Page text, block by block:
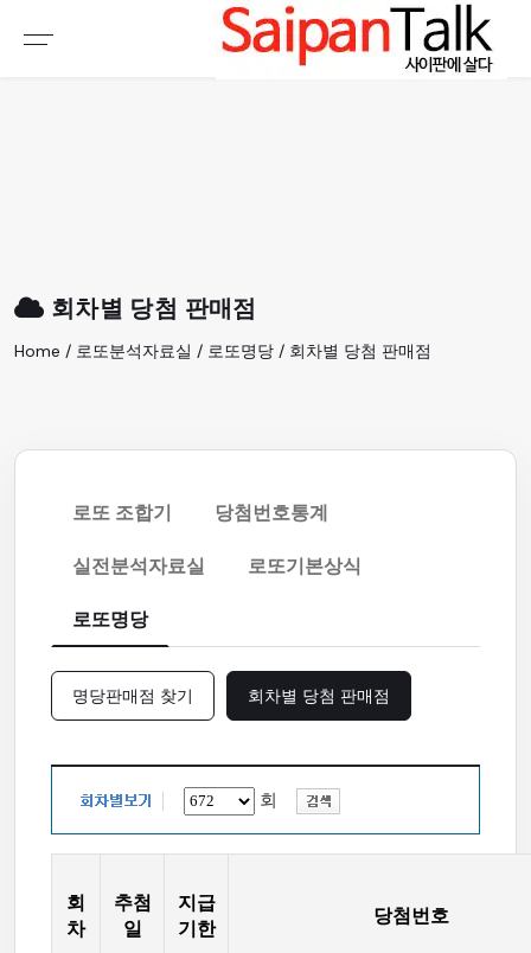
회차별 당첨 판매점
Home / 로또분석자료실 / 로또명당 / 회차별 당첨 판매점
로또 조합기
당첨번호통계
실전분석자료실
로또기본상식
로또명당
명당판매점 찾기 회차별 당첨 판매점
회
회
차
추첨
일
지급
기한
당첨번호
여행정보
생활정보
갤러리 & 동영상